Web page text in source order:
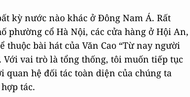
kỳ nước nào khác ở Đông Nam Á. Rất
phường cổ Hà Nội, các cửa hàng ở Hội An,
bài hát của Văn Cao “Từ nay người
vai trò là tổng thống, tôi muốn tiếp tục
hệ đối tác toàn diện của chúng ta
tác.